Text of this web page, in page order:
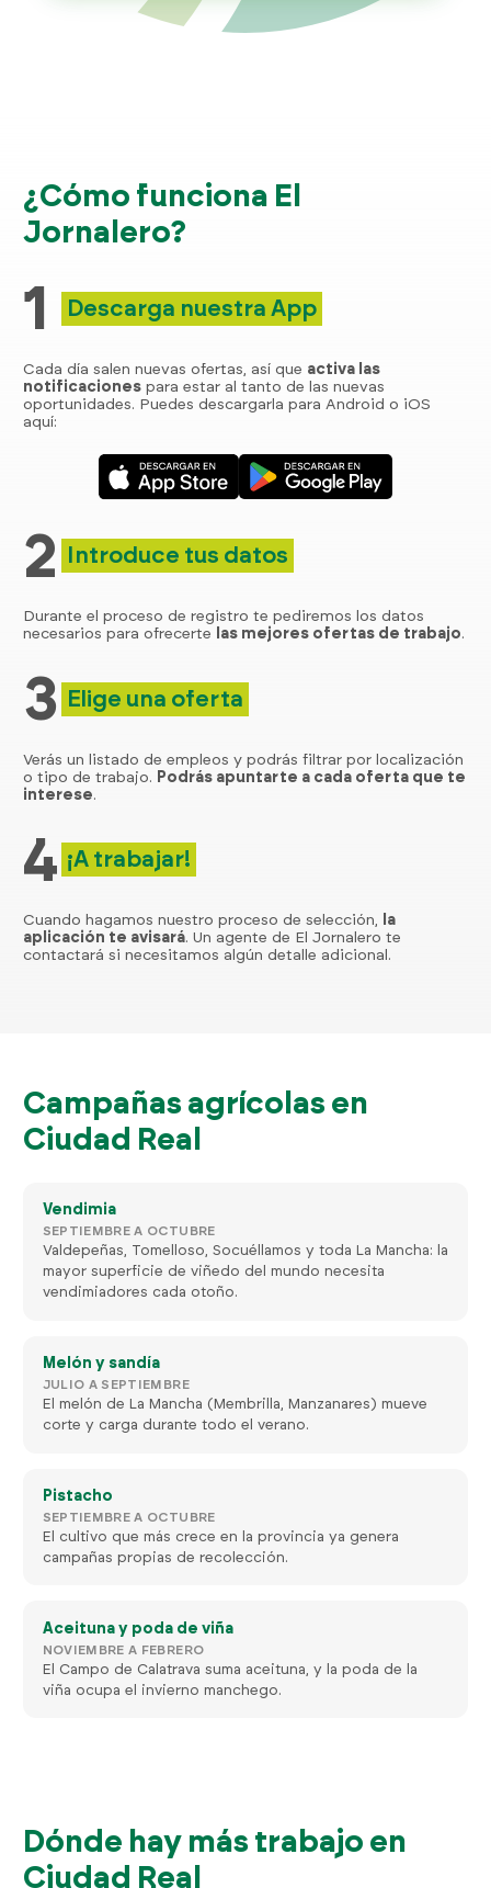
¿Cómo funciona El
Jornalero?
1 Descarga nuestra App
Cada día salen nuevas ofertas, así que activa las
notificaciones para estar al tanto de las nuevas
oportunidades. Puedes descargarla para Android o iOS
aquí:
2 Introduce tus datos
Durante el proceso de registro te pediremos los datos
necesarios para ofrecerte
las mejores ofertas de trabajo.
3 Elige una oferta
Verás un listado de empleos y podrás filtrar por localización
o tipo de trabajo. Podrás apuntarte a cada oferta que te
interese.
4 ¡A trabajar!
Cuando hagamos nuestro proceso de selección,
la
aplicación te avisará. Un agente de El Jornalero te
contactará si necesitamos algún detalle adicional.
Campañas agrícolas en
Ciudad Real
Vendimia
SEPTIEMBRE A OCTUBRE
Valdepeñas, Tomelloso, Socuéllamos y toda La Mancha: la
mayor superficie de viñedo del mundo necesita
vendimiadores cada otoño.
Melón y sandía
JULIO A SEPTIEMBRE
El melón de La Mancha (Membrilla, Manzanares) mueve
corte y carga durante todo el verano.
Pistacho
SEPTIEMBRE A OCTUBRE
El cultivo que más crece en la provincia ya genera
campañas propias de recolección.
Aceituna y poda de viña
NOVIEMBRE A FEBRERO
El Campo de Calatrava suma aceituna, y la poda de la
viña ocupa el invierno manchego.
Dónde hay más trabajo en
Ciudad Real